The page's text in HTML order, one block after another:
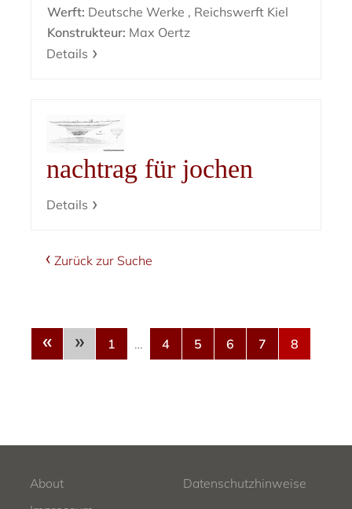
Werft: Deutsche Werke , Reichswerft Kiel
Konstrukteur: Max Oertz
Details
nachtrag für jochen
Details
Zurück zur Suche
« » 1 … 4 5 6 7 8
About
Datenschutzhinweise